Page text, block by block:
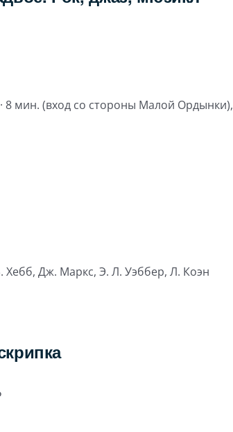
8 мин. (вход со стороны Малой Ордынки),
Хебб, Дж. Маркс, Э. Л. Уэббер, Л. Коэн